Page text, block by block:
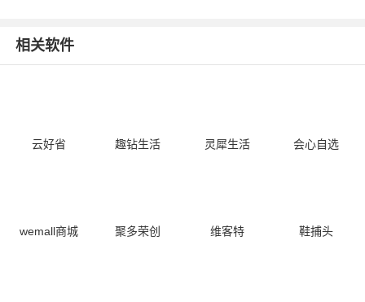
相关软件
云好省 趣钻生活 灵犀生活 会心自选
wemall商城 聚多荣创 维客特 鞋捕头